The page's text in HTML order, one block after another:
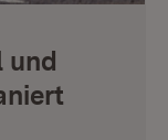
und